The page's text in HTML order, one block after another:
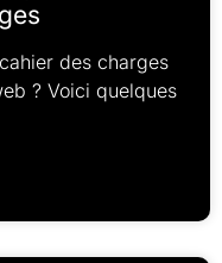
des charges
? Voici quelques